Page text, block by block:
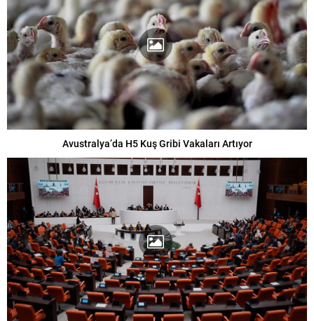
Avustralya’da H5 Kuş Gribi Vakaları Artıyor